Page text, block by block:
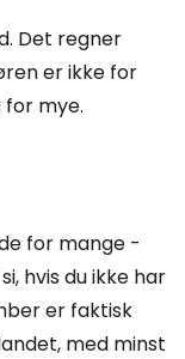
Det regner
er ikke for
mye.
for mange -
hvis du ikke har
er faktisk
med minst